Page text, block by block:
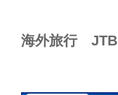
海外旅行 JTB